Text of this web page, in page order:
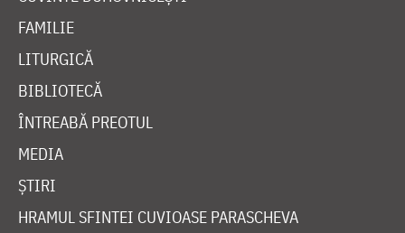
FAMILIE
LITURGICĂ
BIBLIOTECĂ
ÎNTREABĂ PREOTUL
MEDIA
ȘTIRI
HRAMUL SFINTEI CUVIOASE PARASCHEVA